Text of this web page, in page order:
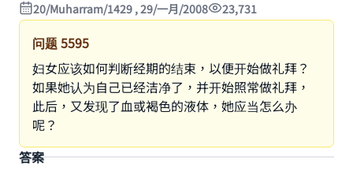
20/Muharram/1429 , 29/一月/2008
23,731
问题5595
妇女应该如何判断经期的结束，以便开始做礼拜？
如果她认为自己已经洁净了，并开始照常做礼拜，
此后，又发现了血或褐色的液体，她应当怎么办
呢？
答案